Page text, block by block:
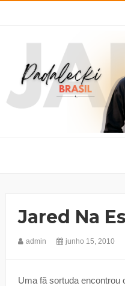
Jared Na
admin junho 15, 2010
Uma fã sortuda encontrou